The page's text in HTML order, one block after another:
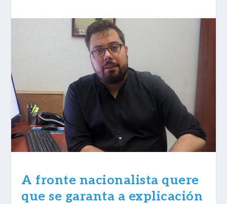
A fronte nacionalista quere
que se garanta a explicación